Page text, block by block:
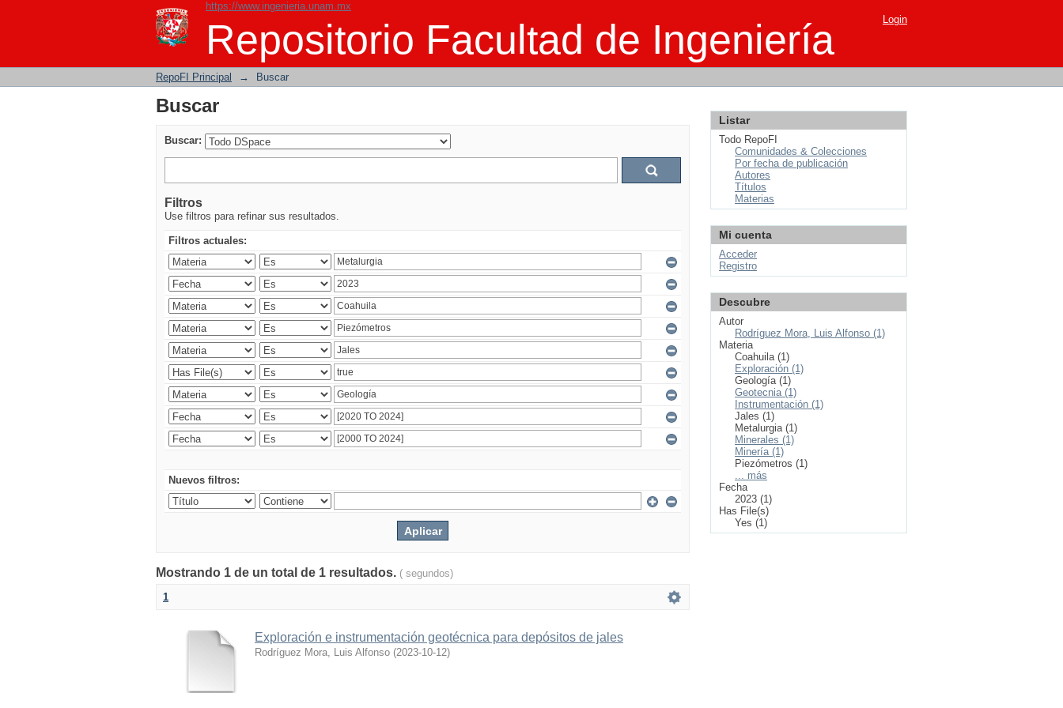
https://www.ingenieria.unam.mx
Repositorio Facultad de Ingeniería
Buscar Login
RepoFI Principal → Buscar
Buscar
Buscar:
Filtros
Use filtros para refinar sus resultados.
Filtros actuales:
Nuevos filtros:
Mostrando 1 de un total de 1 resultados. ( segundos)
1
Exploración e instrumentación geotécnica para depósitos de jales
Rodríguez Mora, Luis Alfonso (2023-10-12)
Listar
Todo RepoFI
Comunidades & Colecciones
Por fecha de publicación
Autores
Títulos
Materias
Mi cuenta
Acceder
Registro
Descubre
Autor
Rodríguez Mora, Luis Alfonso (1)
Materia
Coahuila (1)
Exploración (1)
Geología (1)
Geotecnia (1)
Instrumentación (1)
Jales (1)
Metalurgia (1)
Minerales (1)
Minería (1)
Piezómetros (1)
... más
Fecha
2023 (1)
Has File(s)
Yes (1)